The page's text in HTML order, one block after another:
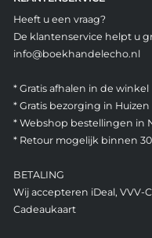
Heeft u een vraag?
De klantenservice helpt u
info@boekhandelecho.nl
* Gratis afhalen in de winkel
* Gratis bezorging in Huizen
* Webshop bestellingen in
* Retour mogelijk binnen
BETALING
Wij accepteren iDeal,
Cadeaukaart